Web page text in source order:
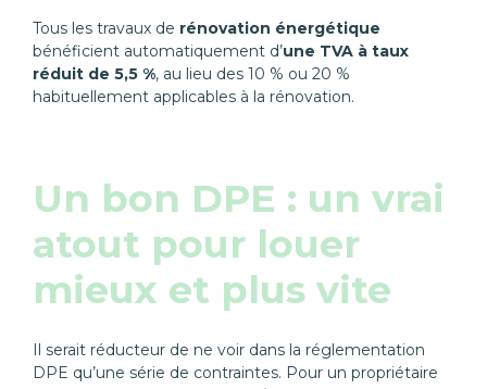
Tous les travaux de rénovation énergétique
bénéficient automatiquement d’une TVA à taux
réduit de 5,5 %, au lieu des 10 % ou 20 %
habituellement applicables à la rénovation.
Un bon DPE : un vrai
atout pour louer
mieux et plus vite
Il serait réducteur de ne voir dans la réglementation
DPE qu’une série de contraintes. Pour un propriétaire